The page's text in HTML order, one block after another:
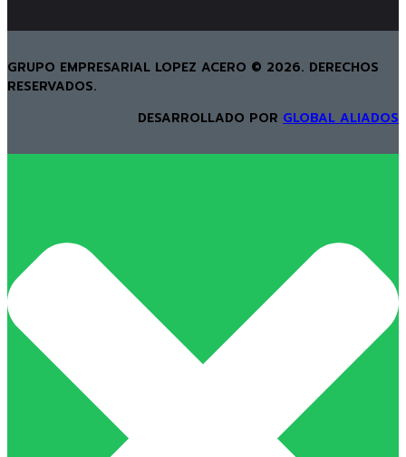
GRUPO EMPRESARIAL LOPEZ ACERO © 2026. DERECHOS
RESERVADOS.
DESARROLLADO POR GLOBAL ALIADOS